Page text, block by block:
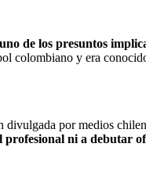
de los presuntos
colombiano y era
por medios
profesional ni a debutar